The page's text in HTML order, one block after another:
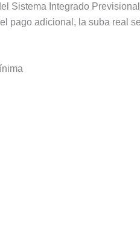
Sistema Integrado
pago adicional, la suba real